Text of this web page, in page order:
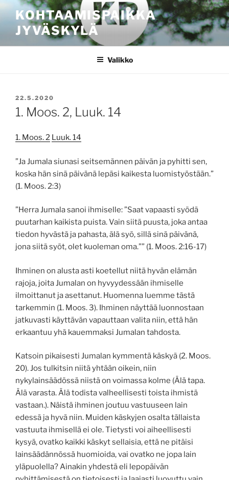
sisältöönKOHTAAMISPAIKKA
JYVÄSKYLÄ
Valikko
JULKAISTU
22.5.2020
1. Moos. 2, Luuk. 14
1. Moos. 2 Luuk. 14
”Ja Jumala siunasi seitsemännen päivän ja pyhitti sen,
koska hän sinä päivänä lepäsi kaikesta luomistyöstään.”
(1. Moos. 2:3)
”Herra Jumala sanoi ihmiselle: ”Saat vapaasti syödä
puutarhan kaikista puista. Vain siitä puusta, joka antaa
tiedon hyvästä ja pahasta, älä syö, sillä sinä päivänä,
jona siitä syöt, olet kuoleman oma.”” (1. Moos. 2:16-17)
Ihminen on alusta asti koetellut niitä hyvän elämän
rajoja, joita Jumalan on hyvyydessään ihmiselle
ilmoittanut ja asettanut. Huomenna luemme tästä
tarkemmin (1. Moos. 3). Ihminen näyttää luonnostaan
jatkuvasti käyttävän vapauttaan valita niin, että hän
erkaantuu yhä kauemmaksi Jumalan tahdosta.
Katsoin pikaisesti Jumalan kymmentä käskyä (2. Moos.
20). Jos tulkitsin niitä yhtään oikein, niin
nykylainsäädössä niistä on voimassa kolme (Älä tapa.
Älä varasta. Älä todista valheellisesti toista ihmistä
vastaan.). Näistä ihminen joutuu vastuuseen lain
edessä ja hyvä niin. Muiden käskyjen osalta tällaista
vastuuta ihmisellä ei ole. Tietysti voi aiheellisesti
kysyä, ovatko kaikki käskyt sellaisia, että ne pitäisi
lainsäädännössä huomioida, vai ovatko ne jopa lain
yläpuolella? Ainakin yhdestä eli lepopäivän